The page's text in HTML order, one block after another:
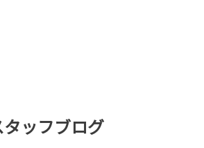
ッフブログ